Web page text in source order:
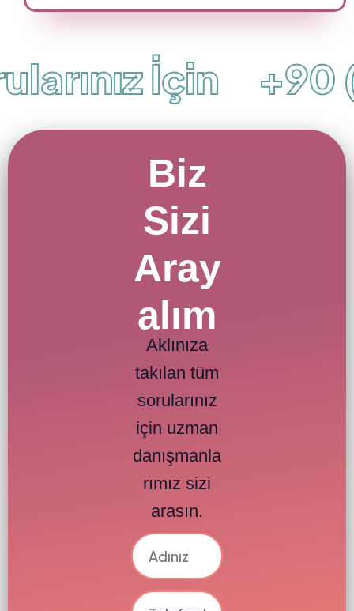
İçin +90
Biz
Sizi
Aray
alım
Aklınıza
takılan tüm
sorularınız
için uzman
danışmanla
rımız sizi
arasın.